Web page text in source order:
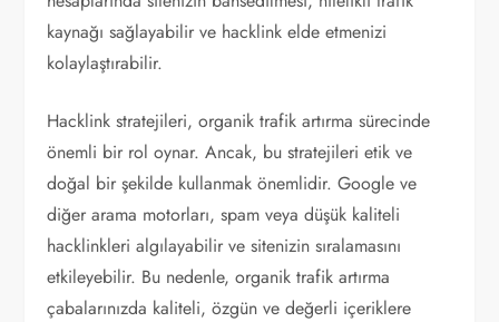
kaynağı sağlayabilir ve hacklink elde etmenizi
kolaylaştırabilir.
Hacklink stratejileri, organik trafik artırma sürecinde
önemli bir rol oynar. Ancak, bu stratejileri etik ve
doğal bir şekilde kullanmak önemlidir. Google ve
diğer arama motorları, spam veya düşük kaliteli
hacklinkleri algılayabilir ve sitenizin sıralamasını
etkileyebilir. Bu nedenle, organik trafik artırma
çabalarınızda kaliteli, özgün ve değerli içeriklere